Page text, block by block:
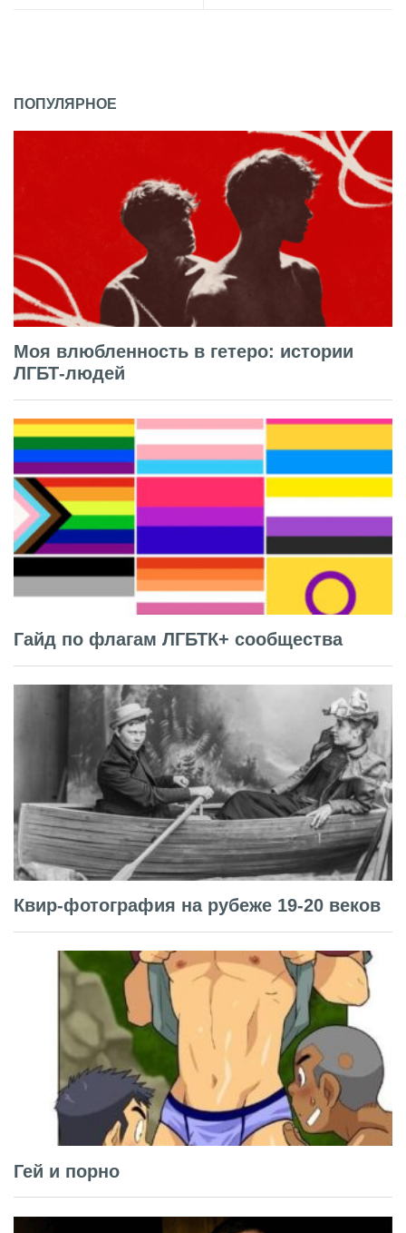
ПОПУЛЯРНОЕ
Моя влюбленность в гетеро: истории
ЛГБТ-людей
Гайд по флагам ЛГБТК+ сообщества
Квир-фотография на рубеже 19-20 веков
Гей и порно